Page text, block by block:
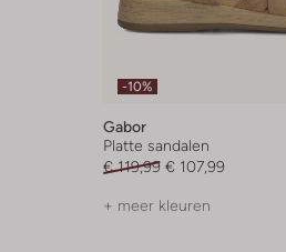
-10%
Gabor
Platte sandalen
€ 119,99 € 107,99
+ meer kleuren